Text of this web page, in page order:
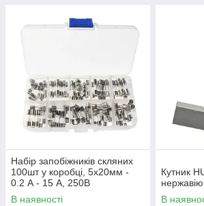
Набір запобіжників скляних
100шт у коробці, 5x20мм -
0.2 А - 15 А, 250В
В наявності
Кутник
В